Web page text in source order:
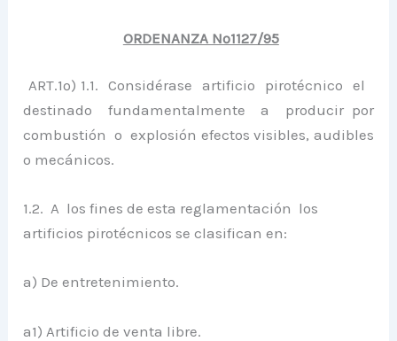
ORDENANZA Nº1127/95
ART.1º) 1.1. Considérase artificio pirotécnico el
destinado fundamentalmente a producir por
combustión o explosión efectos visibles, audibles
o mecánicos.
1.2. A los fines de esta reglamentación los
artificios pirotécnicos se clasifican en:
a) De entretenimiento.
a1) Artificio de venta libre.